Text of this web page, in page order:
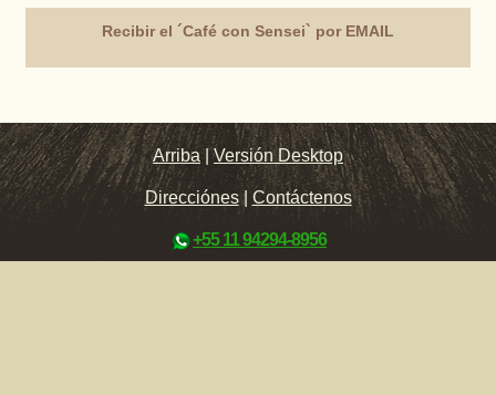
Recibir el ´Café con Sensei` por EMAIL
Arriba |Versión Desktop
Direcciónes| Contáctenos
+55 11 94294-8956